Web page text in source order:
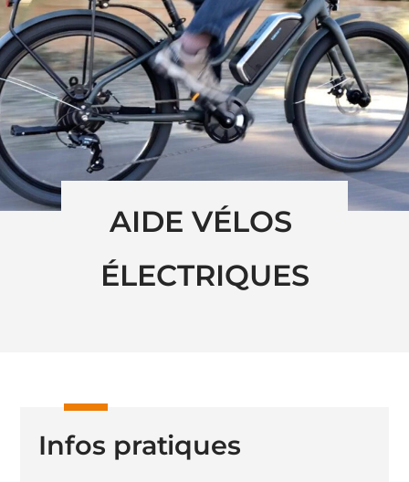
AIDE VÉLOS
ÉLECTRIQUES
Infos pratiques